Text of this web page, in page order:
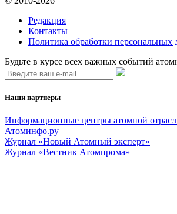
Редакция
Контакты
Политика обработки персональных
Будьте в курсе всех важных событий
Наши партнеры
Информационные центры атомной
Атоминфо.ру
Журнал «Новый Атомный эксперт»
Журнал «Вестник Атомпрома»